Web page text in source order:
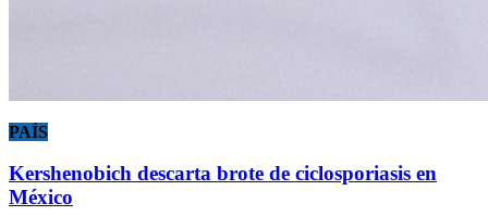
PAÍS
Kershenobich descarta brote de ciclosporiasis en
México